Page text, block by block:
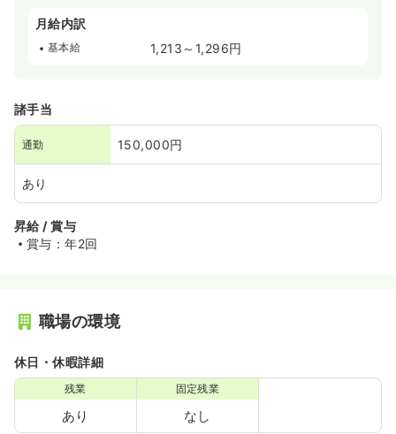
月給内訳
基本給 1,213～1,296円
諸手当
通勤 150,000円
あり
昇給 / 賞与
賞与：年2回
職場の環境
休日・休暇詳細
残業
あり
固定残業
なし